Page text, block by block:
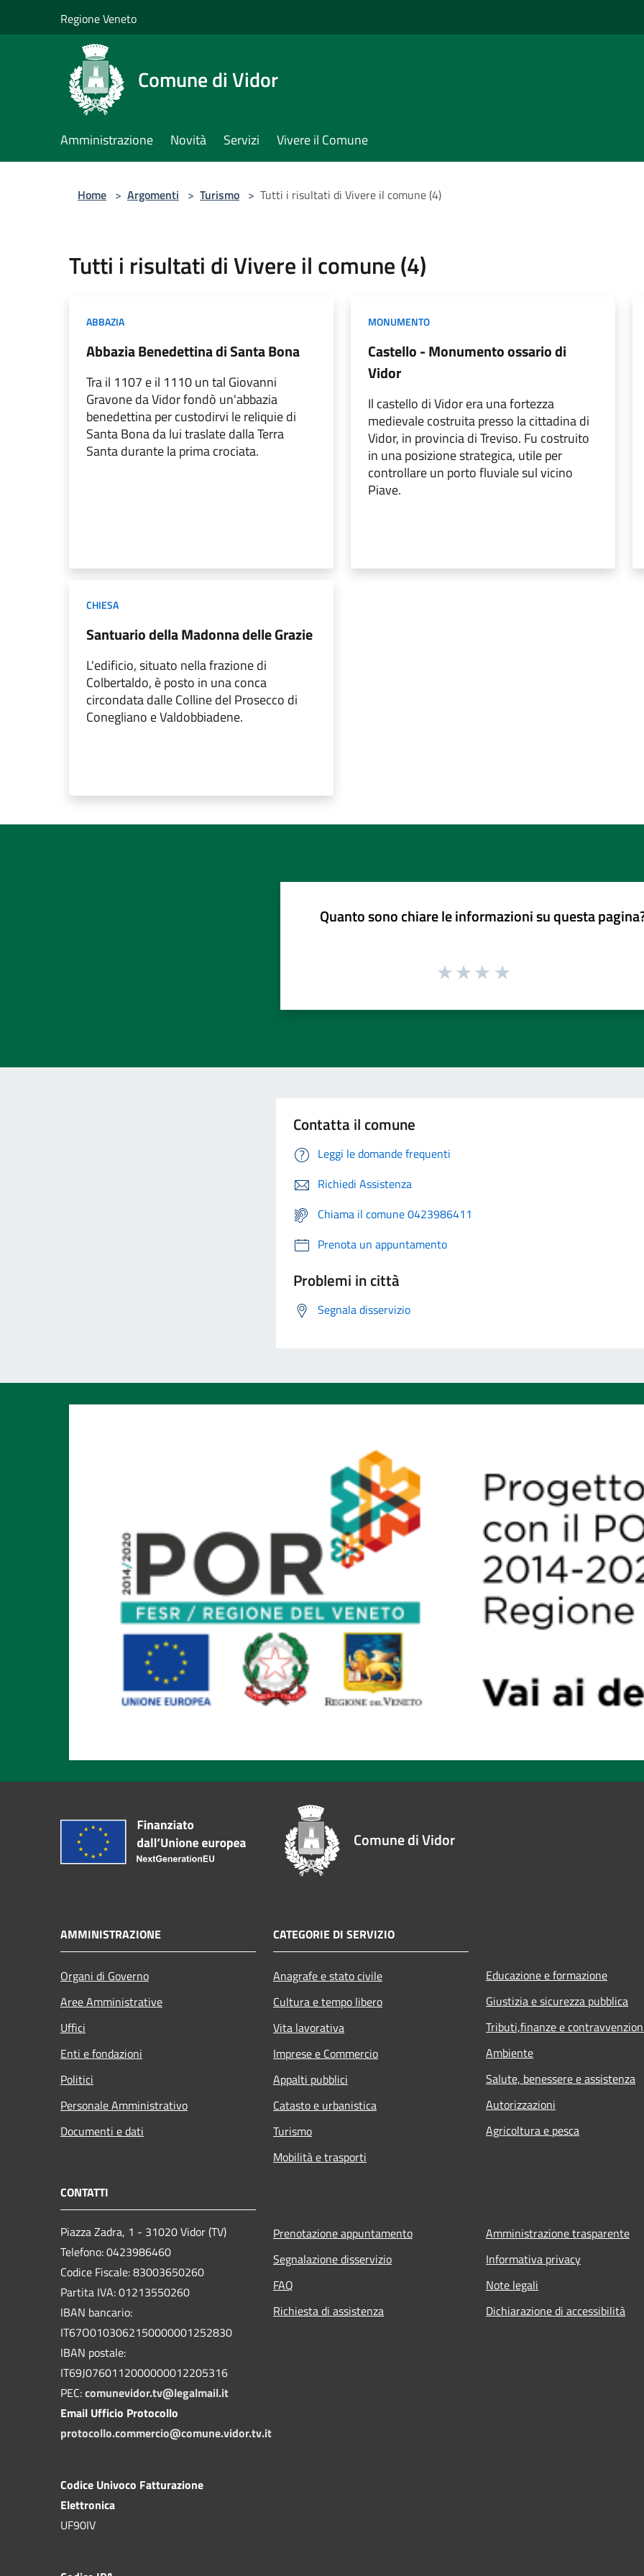
Regione Veneto
Comune di Vidor
Amministrazione Novità Servizi Vivere il Comune
Home > Argomenti > Turismo > Tutti i risultati di Vivere il comune (4)
Tutti i risultati di Vivere il comune (4)
ABBAZIA
Abbazia Benedettina di Santa Bona
Tra il 1107 e il 1110 un tal Giovanni
Gravone da Vidor fondò un'abbazia
benedettina per custodirvi le reliquie di
Santa Bona da lui traslate dalla Terra
Santa durante la prima crociata.
MONUMENTO
Castello - Monumento ossario di
Vidor
Il castello di Vidor era una fortezza
medievale costruita presso la cittadina di
Vidor, in provincia di Treviso. Fu costruito
in una posizione strategica, utile per
controllare un porto fluviale sul vicino
Piave.
CHIESA
Santuario della Madonna delle Grazie
L'edificio, situato nella frazione di
Colbertaldo, è posto in una conca
circondata dalle Colline del Prosecco di
Conegliano e Valdobbiadene.
Quanto sono chiare le informazioni su questa
Contatta il comune
Leggi le domande frequenti
Richiedi Assistenza
Chiama il comune 0423986411
Prenota un appuntamento
Problemi in città
Segnala disservizio
Comune di Vidor
AMMINISTRAZIONE
Organi di Governo
Aree Amministrative
Uffici
Enti e fondazioni
Politici
Personale Amministrativo
Documenti e dati
CATEGORIE DI SERVIZIO
Anagrafe e stato civile
Cultura e tempo libero
Vita lavorativa
Imprese e Commercio
Appalti pubblici
Catasto e urbanistica
Turismo
Mobilità e trasporti
Educazione e formazione
Giustizia e sicurezza pubblica
Tributi,finanze e
Ambiente
Salute, benessere e assistenza
Autorizzazioni
Agricoltura e pesca
CONTATTI
Piazza Zadra, 1 - 31020 Vidor (TV)
Telefono: 0423986460
Codice Fiscale: 83003650260
Partita IVA: 01213550260
IBAN bancario:
IT67O0103062150000001252830
IBAN postale:
IT69J0760112000000012205316
PEC:comunevidor.tv@legalmail.it
Email Ufficio Protocollo
protocollo.commercio@comune.vidor.tv.it
Codice Univoco Fatturazione
Elettronica
UF90IV
Prenotazione appuntamento
Segnalazione disservizio
FAQ
Richiesta di assistenza
Amministrazione trasparente
Informativa privacy
Note legali
Dichiarazione di accessibilità